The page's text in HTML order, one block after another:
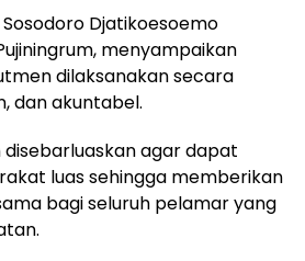
Sosodoro Djatikoesoemo
menyampaikan
dilaksanakan secara
dan akuntabel.
agar dapat
luas sehingga memberikan
bagi seluruh pelamar yang